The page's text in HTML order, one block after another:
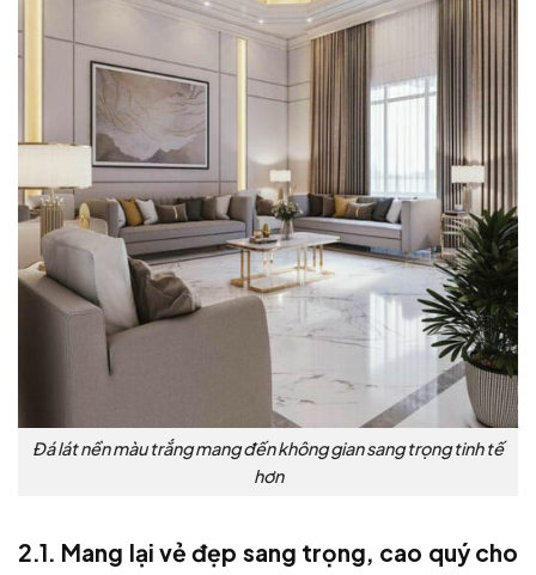
Đá lát nền màu trắng mang đến không gian sang trọng tinh tế
hơn
2.1. Mang lại vẻ đẹp sang trọng, cao quý cho